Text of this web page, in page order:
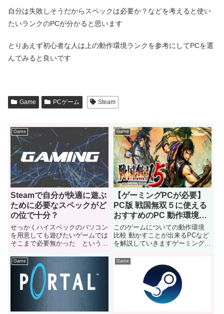
自分は失敗しそうだからスペックは必要か？などを考えると使い
たいランクのPCが分かると思います
とりあえず初心者な人は上の動作環境ランクを参考にしてPCを選
んでみると良いです
Game PCゲーム Steam
Game
Steamで自分が快適に遊ぶ
ために必要なスペックがど
の位で十分？
せっかくハイスペックのパソコン
を用意しても遊びたいゲームでは
そこまで必要無かった という事
どの位で十分なのか 悩みどころ
ゲーミングPCなどを用意して
Steamを遊ぶ前に是非見て欲しい
のでご参考にどうぞ
Game
【ゲーミングPCが必要】
PC版 戦国無双５に使える
おすすめのPC 動作環境を
解説
このゲームについての動作環境
比較 動かすことが出来るPCなど
を解説していきますゲーミング
す
Game Game